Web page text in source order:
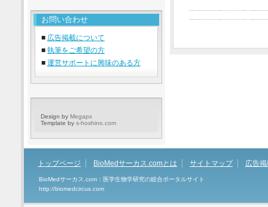
お問い合わせ
■ 広告掲載について
■ 執筆をご希望の方
■ 運営サポートに興味のある方
Design by Megapx
Template by s-hoshino.com
トップページ BioMedサーカス.comとは サイトマップ 広告
BioMedサーカス.com：医学生物学研究の総合ポータルサイト
http://biomedcircus.com